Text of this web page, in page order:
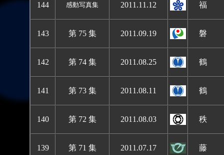
144 感動写真集 2011.11.12 福
143 第 75 集 2011.09.19 磐
142 第 74 集 2011.08.25 鶴
141 第 73 集 2011.08.11 鶴
140 第 72 集 2011.08.03 秩
139 第 71 集 2011.07.17 藤